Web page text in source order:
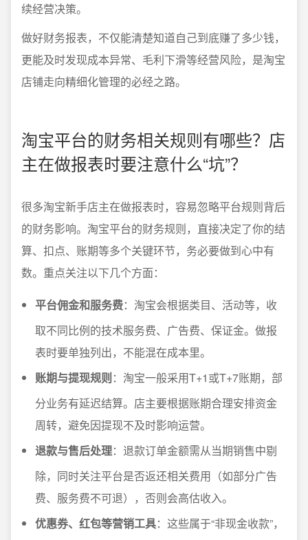
续经营决策。
做好财务报表，不仅能清楚知道自己到底赚了多少钱，
更能及时发现成本异常、毛利下滑等经营风险，是淘宝
店铺走向精细化管理的必经之路。
淘宝平台的财务相关规则有哪些？店
主在做报表时要注意什么“坑”？
很多淘宝新手店主在做报表时，容易忽略平台规则背后
的财务影响。淘宝平台的财务规则，直接决定了你的结
算、扣点、账期等多个关键环节，务必要做到心中有
数。重点关注以下几个方面：
平台佣金和服务费：淘宝会根据类目、活动等，收
取不同比例的技术服务费、广告费、保证金。做报
表时要单独列出，不能混在成本里。
账期与提现规则：淘宝一般采用T+1或T+7账期，部
分业务有延迟结算。店主要根据账期合理安排资金
周转，避免因提现不及时影响运营。
退款与售后处理：退款订单金额需从当期销售中剔
除，同时关注平台是否返还相关费用（如部分广告
费、服务费不可退），否则会高估收入。
优惠券、红包等营销工具：这些属于“非现金收款”，